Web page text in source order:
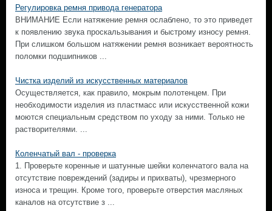
Регулировка ремня привода генератора
ВНИМАНИЕ Если натяжение ремня ослаблено, то это приведет
к появлению звука проскальзывания и быстрому износу ремня.
При слишком большом натяжении ремня возникает вероятность
поломки подшипников ...
Чистка изделий из искусственных материалов
Осуществляется, как правило, мокрым полотенцем. При
необходимости изделия из пластмасс или искусственной кожи
моются специальным средством по уходу за ними. Только не
растворителями. ...
Коленчатый вал - проверка
1. Проверьте коренные и шатунные шейки коленчатого вала на
отсутствие повреждений (задиры и прихваты), чрезмерного
износа и трещин. Кроме того, проверьте отверстия масляных
каналов на отсутствие з ...